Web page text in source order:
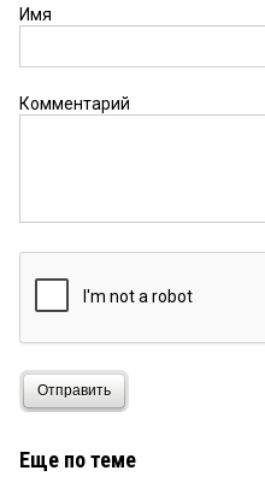
Имя
Комментарий
Отправить
Еще по теме